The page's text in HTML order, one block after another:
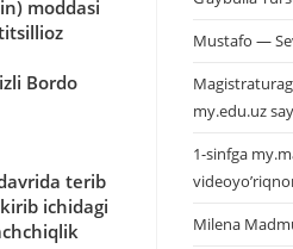
moddasi
Bordo
terib
ichidagi
Mustafo —
my.edu.uz
1-sinfga
Milena